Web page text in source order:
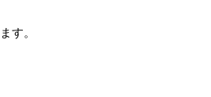
す。